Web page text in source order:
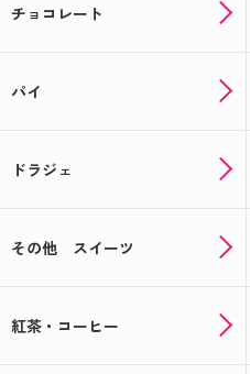
チョコレート
パイ
ドラジェ
その他 スイーツ
紅茶・コーヒー